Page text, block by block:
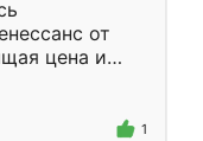
от
цена и
Приехавший
1